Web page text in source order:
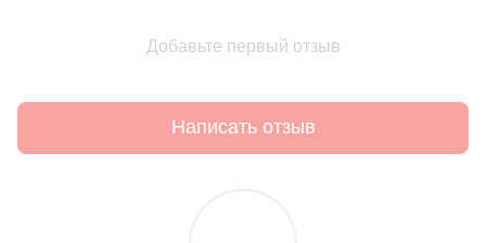
Добавьте первый отзыв
Написать отзыв